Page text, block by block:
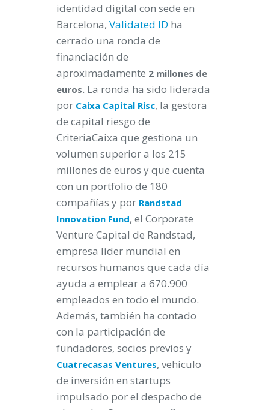
identidad digital con sede en
Barcelona, Validated ID ha
cerrado una ronda de
financiación de
aproximadamente 2 millones de
euros. La ronda ha sido liderada
por Caixa Capital Risc, la gestora
de capital riesgo de
CriteriaCaixa que gestiona un
volumen superior a los 215
millones de euros y que cuenta
con un portfolio de 180
compañías y por Randstad
Innovation Fund, el Corporate
Venture Capital de Randstad,
empresa líder mundial en
recursos humanos que cada día
ayuda a emplear a 670.900
empleados en todo el mundo.
Además, también ha contado
con la participación de
fundadores, socios previos y
Cuatrecasas Ventures, vehículo
de inversión en startups
impulsado por el despacho de